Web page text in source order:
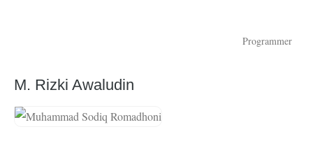
Programmer
M. Rizki Awaludin